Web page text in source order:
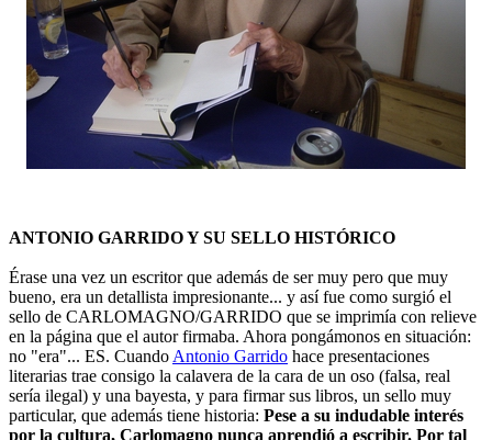
ANTONIO GARRIDO Y SU SELLO HISTÓRICO
Érase una vez un escritor que además de ser muy pero que muy
bueno, era un detallista impresionante... y así fue como surgió el
sello de CARLOMAGNO/GARRIDO que se imprimía con relieve
en la página que el autor firmaba. Ahora pongámonos en situación:
no "era"... ES. Cuando Antonio Garrido hace presentaciones
literarias trae consigo la calavera de la cara de un oso (falsa, real
sería ilegal) y una bayesta, y para firmar sus libros, un sello muy
particular, que además tiene historia: Pese a su indudable interés
por la cultura, Carlomagno nunca aprendió a escribir. Por tal